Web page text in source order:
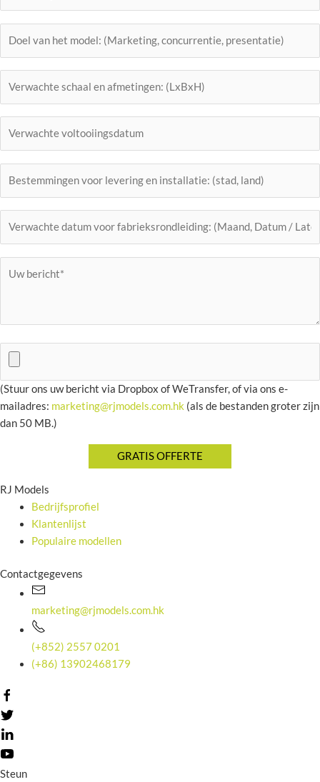
(Stuur ons uw bericht via Dropbox of WeTransfer, of via ons e-
mailadres: marketing@rjmodels.com.hk (als de bestanden groter zijn
dan 50 MB.)
RJ Models
Bedrijfsprofiel
Klantenlijst
Populaire modellen
Contactgegevens
marketing@rjmodels.com.hk
(+852) 2557 0201
(+86) 13902468179
Steun